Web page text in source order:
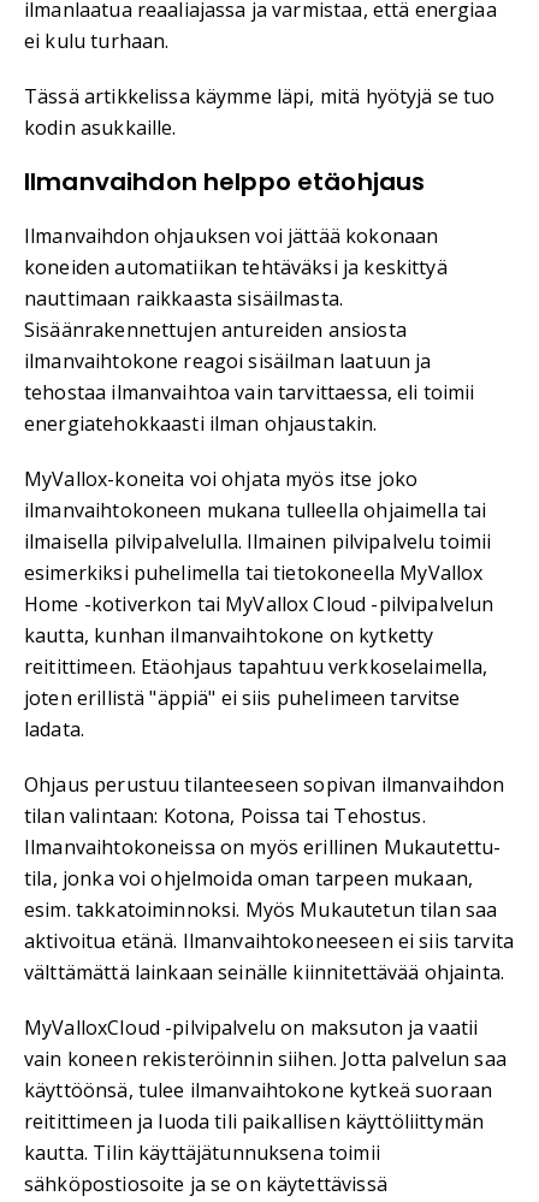
ilmanlaatua reaaliajassa ja varmistaa, että energiaa
ei kulu turhaan.
Tässä artikkelissa käymme läpi, mitä hyötyjä se tuo
kodin asukkaille.
Ilmanvaihdon helppo etäohjaus
Ilmanvaihdon ohjauksen voi jättää kokonaan
koneiden automatiikan tehtäväksi ja keskittyä
nauttimaan raikkaasta sisäilmasta.
Sisäänrakennettujen antureiden ansiosta
ilmanvaihtokone reagoi sisäilman laatuun ja
tehostaa ilmanvaihtoa vain tarvittaessa, eli toimii
energiatehokkaasti ilman ohjaustakin.
MyVallox-koneita voi ohjata myös itse joko
ilmanvaihtokoneen mukana tulleella ohjaimella tai
ilmaisella pilvipalvelulla. Ilmainen pilvipalvelu toimii
esimerkiksi puhelimella tai tietokoneella MyVallox
Home -kotiverkon tai MyVallox Cloud -pilvipalvelun
kautta, kunhan ilmanvaihtokone on kytketty
reitittimeen. Etäohjaus tapahtuu verkkoselaimella,
joten erillistä "äppiä" ei siis puhelimeen tarvitse
ladata.
Ohjaus perustuu tilanteeseen sopivan ilmanvaihdon
tilan valintaan: Kotona, Poissa tai Tehostus.
Ilmanvaihtokoneissa on myös erillinen Mukautettu-
tila, jonka voi ohjelmoida oman tarpeen mukaan,
esim. takkatoiminnoksi. Myös Mukautetun tilan saa
aktivoitua etänä. Ilmanvaihtokoneeseen ei siis tarvita
välttämättä lainkaan seinälle kiinnitettävää ohjainta.
MyValloxCloud -pilvipalvelu on maksuton ja vaatii
vain koneen rekisteröinnin siihen. Jotta palvelun saa
käyttöönsä, tulee ilmanvaihtokone kytkeä suoraan
reitittimeen ja luoda tili paikallisen käyttöliittymän
kautta. Tilin käyttäjätunnuksena toimii
sähköpostiosoite ja se on käytettävissä